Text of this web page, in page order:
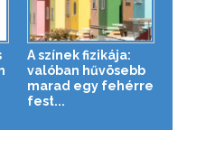
A színek fizikája:
valóban hűvösebb
marad egy fehérre
fest...